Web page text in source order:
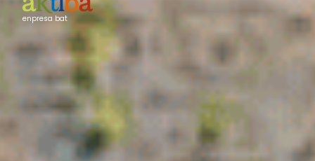
enpresa bat